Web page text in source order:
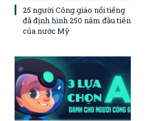
25 người Công giáo nổi tiếng
đã định hình 250 năm đầu tiên
của nước Mỹ